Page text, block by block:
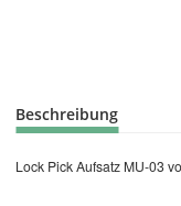
Beschreibung
Lock Pick Aufsatz MU-03